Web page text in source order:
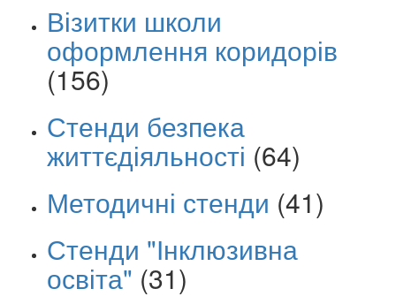
Візитки школи
оформлення коридорів
(156)
Стенди безпека
життєдіяльності (64)
Методичні стенди (41)
Стенди "Інклюзивна
освіта" (31)